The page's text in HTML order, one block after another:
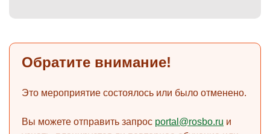
Обратите внимание!
Это мероприятие состоялось или было отменено.
Вы можете отправить запрос portal@rosbo.ru и